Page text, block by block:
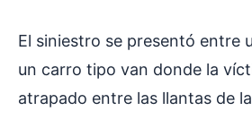
El siniestro se presentó entre
un carro tipo van donde la
atrapado entre las llantas de